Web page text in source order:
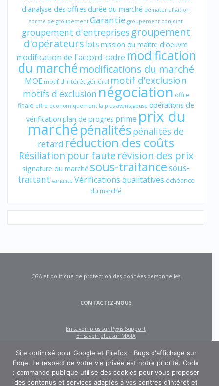
d'analyse des offres durée du marché dématérialisation
forme de groupement Garantie groupement conjoint
groupement d'entreprises groupement
d'opérateurs lots mission du maître d'oeuvre
modification de l'accord-cadre modification
du marché modifications du marché
MOE motif d'intérêt général motif d’exclusion
motifs d'exclusion négociation offre
finale offre économiquement la plus avantageuse opérations de
vérification plan de progres prime prix du
marchépénalités pénalités de
retard réduction des coûts
Résiliation pour faute révision des prix
signature du marché sous-traitancesous-
traitant variante Vérifications qualitatives échéance
du marché
CGA et politique de protection des données personnelles
CONTACTEZ-NOUS
En savoir plus sur Pyxis Support
En savoir plus sur MA-IA
Site optimisé pour Google et Firefox - Bugs d'affichage sur
Edge. Le respect de votre vie privée est notre priorité. Code
: commande publique utilise des cookies pour vous proposer
des contenus et services adaptés à vos centres d’intérêt et